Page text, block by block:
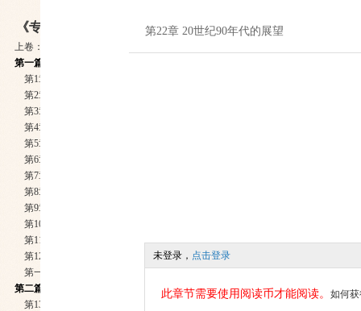
《专业投机原理》
上卷：卷首语
第一篇 建立基本知识
第1章 从赌徒到市场宗师： 一位专业投机者的历程
第2章 鳄鱼原则：重点思考的必要性
第3章 一致性成功的事业经营哲学
第4章 在混沌的市场中寻找秩序:道氏理论
第5章 趋势的定义
第6章 技术分析的优点与缺点
第7章 创造财富的契机：辨识趋势的改变
第8章 失败可能来自于分析报告未提供的资料
第9章 世界真正的运作方式：经济学的基本知识
第10章 繁荣与衰退：谁拿唧筒？谁拿刺针
第11章 衡量风险以管理资金
第12章 让你发生亏损的方法至少有50种
第一篇结论：综合整理
第二篇 迈向成功的决心：情绪的纪律
第13章 史波克症候群：理性与情绪之间的战争
第22章 20世纪90年代的展望
未登录， 点击登录
此章节需要使用阅读币才能阅读。 如何